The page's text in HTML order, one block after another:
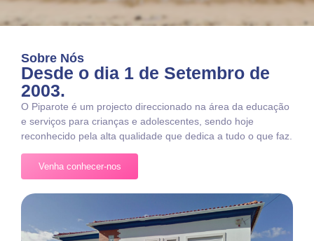
Sobre Nós
Desde o dia 1 de Setembro de
2003.
O Piparote é um projecto direccionado na área da educação
e serviços para crianças e adolescentes, sendo hoje
reconhecido pela alta qualidade que dedica a tudo o que faz.
Venha conhecer-nos